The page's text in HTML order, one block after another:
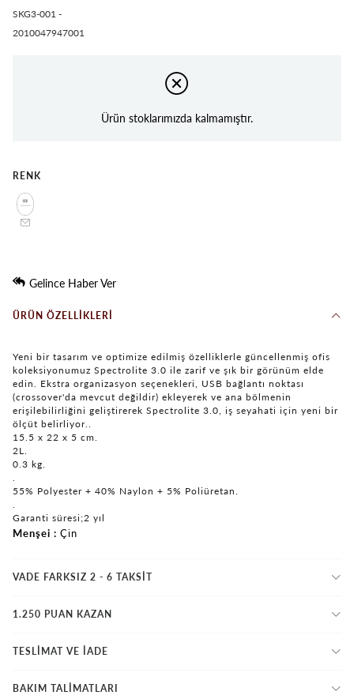
SKG3-001 -
2010047947001
Ürün stoklarımızda kalmamıştır.
RENK
Gelince Haber Ver
ÜRÜN ÖZELLIKLERI
Yeni bir tasarım ve optimize edilmiş özelliklerle güncellenmiş ofis
koleksiyonumuz Spectrolite 3.0 ile zarif ve şık bir görünüm elde
edin. Ekstra organizasyon seçenekleri, USB bağlantı noktası
(crossover'da mevcut değildir) ekleyerek ve ana bölmenin
erişilebilirliğini geliştirerek Spectrolite 3.0, iş seyahati için yeni bir
ölçüt belirliyor..
15.5 x 22 x 5 cm.
2L.
0.3 kg.
.
55% Polyester + 40% Naylon + 5% Poliüretan.
.
Garanti süresi;2 yıl
Menşei Çin
VADE FARKSIZ 2 - 6 TAKSIT
1.250 PUAN KAZAN
TESLİMAT VE İADE
BAKIM TALİMATLARI